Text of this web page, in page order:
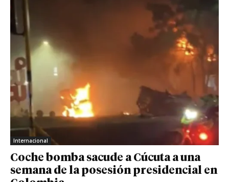
Internacional
Coche bomba sacude a Cúcuta a una
semana de la posesión presidencial en